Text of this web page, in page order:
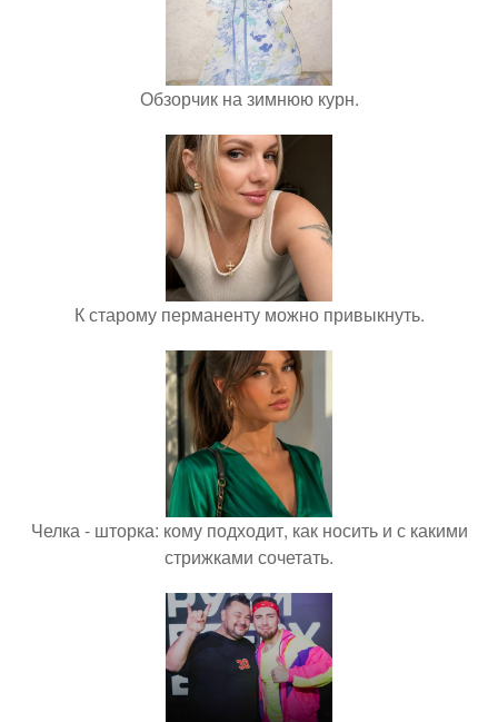
Обзорчик на зимнюю курн.
К старому перманенту можно привыкнуть.
Челка - шторка: кому подходит, как носить и с какими
стрижками сочетать.